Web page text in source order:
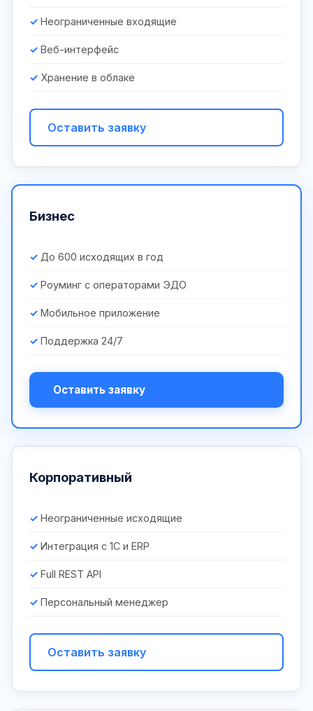
Неограниченные входящие
Веб-интерфейс
Хранение в облаке
Оставить заявку
Бизнес
До 600 исходящих в год
Роуминг с операторами ЭДО
Мобильное приложение
Поддержка 24/7
Оставить заявку
Корпоративный
Неограниченные исходящие
Интеграция с 1С и ERP
Full REST API
Персональный менеджер
Оставить заявку